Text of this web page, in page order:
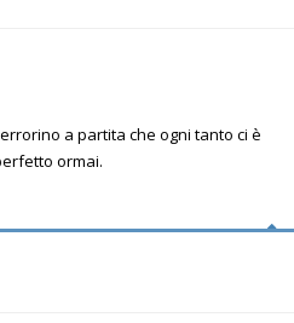
a partita che ogni tanto ci è
ormai.